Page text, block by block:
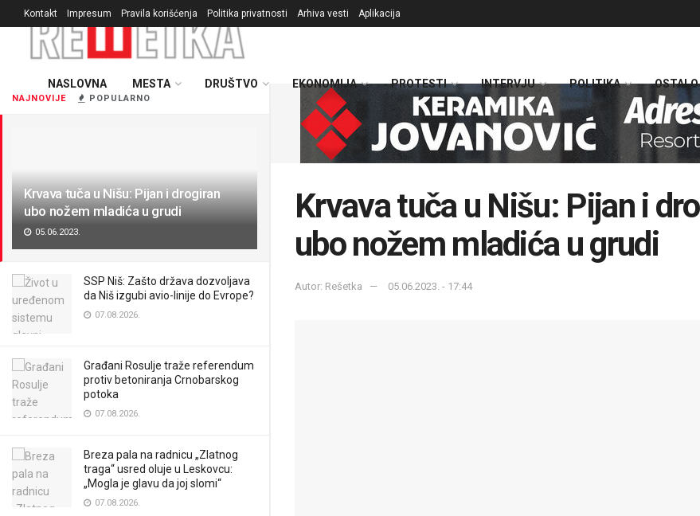
NAJNOVIJE POPULARNO
Krvava tuča u Nišu: Pijan i drogiran
ubo nožem mladića u grudi
05.06.2023.
SSP Niš: Zašto država dozvoljava
da Niš izgubi avio-linije do Evrope?
07.08.2026.
Građani Rosulje traže referendum
protiv betoniranja Crnobarskog
potoka
07.08.2026.
Breza pala na radnicu „Zlatnog
traga“ usred oluje u Leskovcu:
„Mogla je glavu da joj slomi“
07.08.2026.
Kontakt Impresum Pravila korišćenja Politika privatnosti Arhiva vesti Aplikacija
NASLOVNA MESTA DRUŠTVO EKONOMIJA PROTESTI INTERVJU POLITIKA OSTALO
Krvava tuča u Nišu: Pijan i
ubo nožem mladića u grudi
Autor: Rešetka 05.06.2023. - 17:44